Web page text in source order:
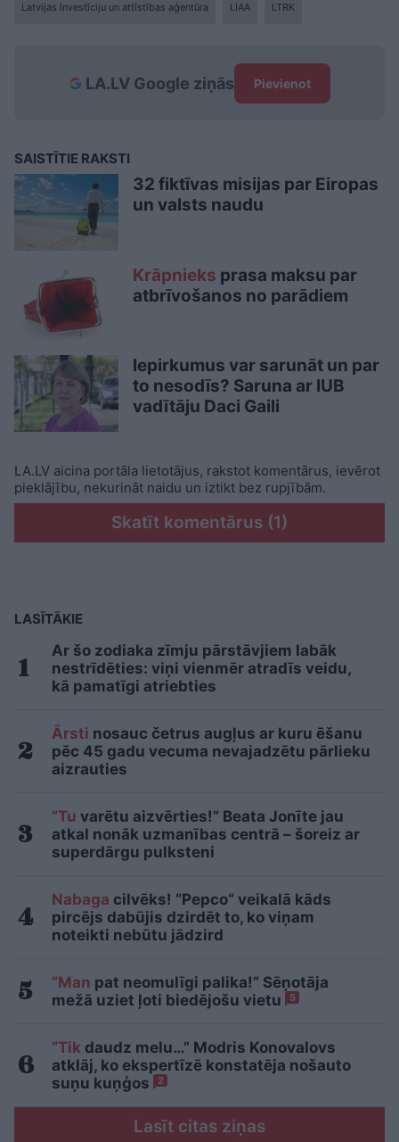
Latvijas Investīciju un attīstības aģentūra LIAA LTRK
LA.LV Google ziņās Pievienot
SAISTĪTIE RAKSTI
32 fiktīvas misijas par Eiropas
un valsts naudu
Krāpnieks prasa maksu par
atbrīvošanos no parādiem
Iepirkumus var sarunāt un par
to nesodīs? Saruna ar IUB
vadītāju Daci Gaili
LA.LV aicina portāla lietotājus, rakstot komentārus, ievērot
pieklājību, nekurināt naidu un iztikt bez rupjībām.
Skatīt komentārus (1)
LASĪTĀKIE
Ar šo zodiaka zīmju pārstāvjiem labāk
nestrīdēties: viņi vienmēr atradīs veidu,
kā pamatīgi atriebties
Ārsti nosauc četrus augļus ar kuru ēšanu
pēc 45 gadu vecuma nevajadzētu pārlieku
aizrauties
“Tu varētu aizvērties!” Beata Jonīte jau
atkal nonāk uzmanības centrā – šoreiz ar
superdārgu pulksteni
Nabaga cilvēks! “Pepco” veikalā kāds
pircējs dabūjis dzirdēt to, ko viņam
noteikti nebūtu jādzird
“Man pat neomulīgi palika!” Sēņotāja
mežā uziet ļoti biedējošu vietu
5
“Tik daudz melu…” Modris Konovalovs
atklāj, ko ekspertīzē konstatēja nošauto
suņu kuņģos
2
Lasīt citas ziņas